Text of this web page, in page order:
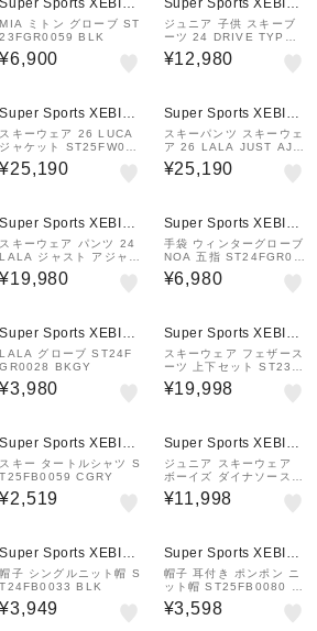
Super Sports XEBIO
&mall店
MIA ミトン グローブ ST
23FGR0059 BLK
¥6,900
Super Sports XEBIO
&mall店
ジュニア 子供 スキーブ
ーツ 24 DRIVE TYPE3
ST23FG0026 BLK
¥12,980
Super Sports XEBIO
&mall店
スキーウェア 26 LUCA
ジャケット ST25FW001
8 BEG
¥25,190
Super Sports XEBIO
&mall店
スキーパンツ スキーウェ
ア 26 LALA JUST AJ
ST25FW0022 CHA
¥25,190
Super Sports XEBIO
&mall店
スキーウェア パンツ 24
LALA ジャスト アジャス
トパンツ ST23FW0024
IC/NV
¥19,980
Super Sports XEBIO
&mall店
手袋 ウィンターグローブ
NOA 五指 ST24FGR00
27 BKGY
¥6,980
Super Sports XEBIO
&mall店
LALA グローブ ST24F
GR0028 BKGY
¥3,980
Super Sports XEBIO
&mall店
スキーウェア フェザース
ーツ 上下セット ST23F
W0032 LVD
¥19,998
Super Sports XEBIO
&mall店
スキー タートルシャツ S
T25FB0059 CGRY
¥2,519
Super Sports XEBIO
&mall店
ジュニア スキーウェア
ボーイズ ダイナソースー
ツ 上下セット ST23FW
0038 LBLU サイズ調整
¥11,998
Super Sports XEBIO
&mall店
帽子 シングルニット帽 S
T24FB0033 BLK
¥3,949
Super Sports XEBIO
&mall店
帽子 耳付き ポンポン ニ
ット帽 ST25FB0080 O
WHT
¥3,598